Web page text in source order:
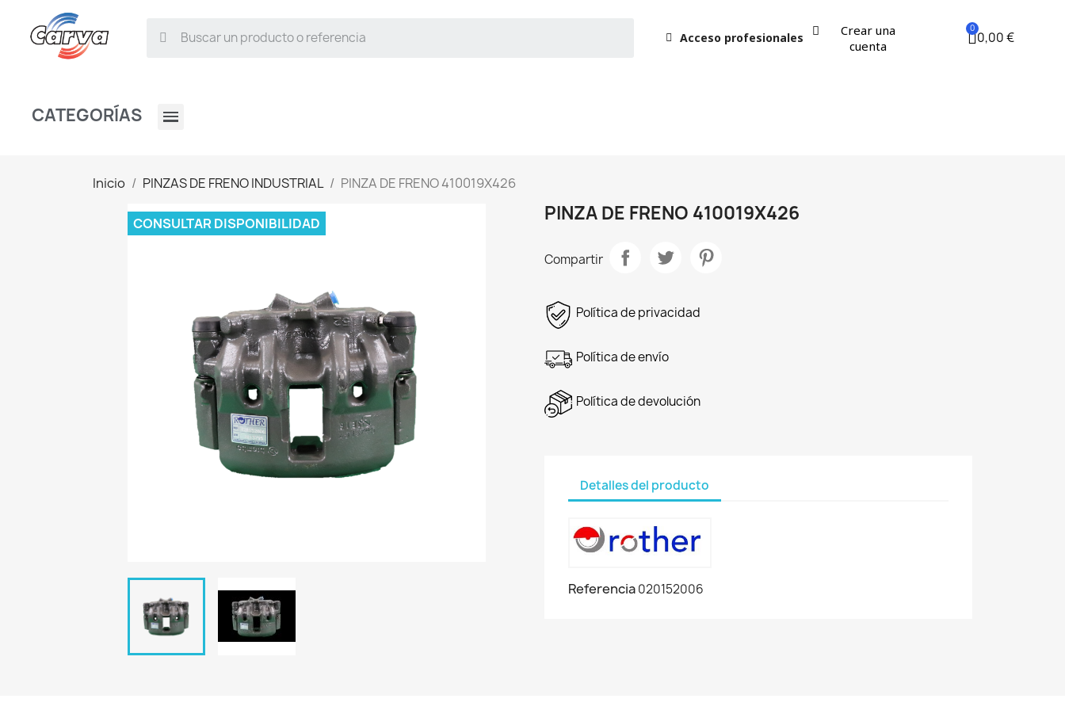
Acceso profesionales
Crear una
cuenta
0,00 €
CATEGORÍAS
Inicio PINZAS DE FRENO INDUSTRIAL PINZA DE FRENO 410019X426
CONSULTAR DISPONIBILIDAD PINZA DE FRENO 410019X426
Compartir
Política de privacidad
Política de envío
Política de devolución
Detalles del producto
Referencia020152006